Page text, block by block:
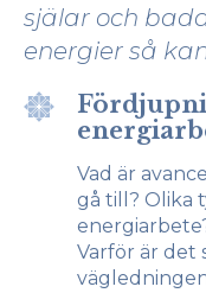
själar och
energier så
Vad är
gå till? Olika
Varför är det